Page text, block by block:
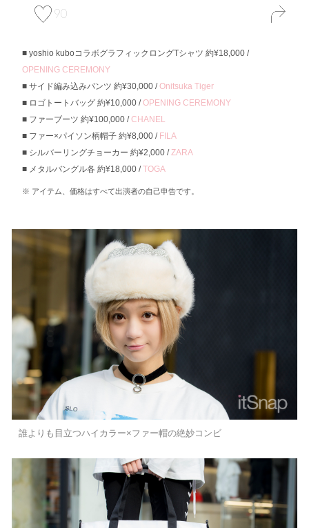
90
yoshio kuboコラボグラフィックロングTシャツ 約¥18,000 /
OPENING CEREMONY
サイド編み込みパンツ 約¥30,000 /Onitsuka Tiger
ロゴトートバッグ 約¥10,000 /OPENING CEREMONY
ファーブーツ 約¥100,000 /CHANEL
ファー×パイソン柄帽子 約¥8,000 / FILA
シルバーリングチョーカー 約¥2,000 /ZARA
メタルバングル各 約¥18,000 /TOGA
アイテム、価格はすべて出演者の自己申告です。
誰よりも目立つハイカラー×ファー帽の絶妙コンビ